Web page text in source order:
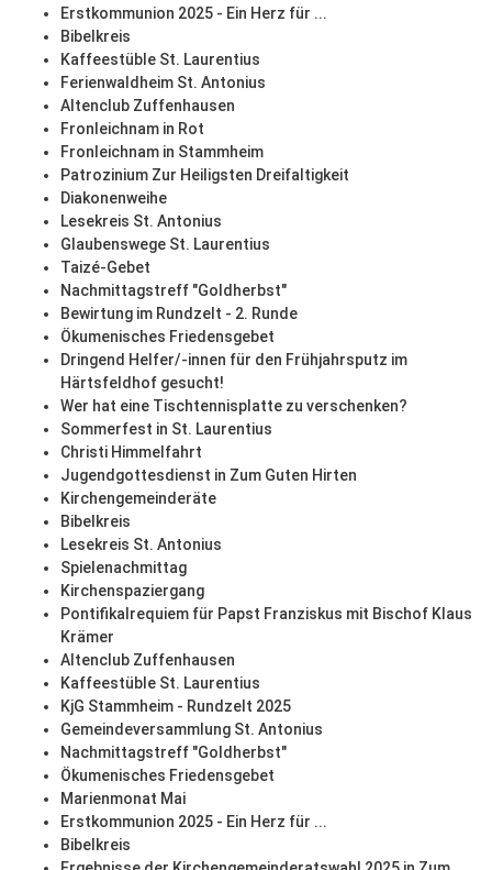
Erstkommunion 2025 - Ein Herz für ...
Bibelkreis
Kaffeestüble St. Laurentius
Ferienwaldheim St. Antonius
Altenclub Zuffenhausen
Fronleichnam in Rot
Fronleichnam in Stammheim
Patrozinium Zur Heiligsten Dreifaltigkeit
Diakonenweihe
Lesekreis St. Antonius
Glaubenswege St. Laurentius
Taizé-Gebet
Nachmittagstreff "Goldherbst"
Bewirtung im Rundzelt - 2. Runde
Ökumenisches Friedensgebet
Dringend Helfer/-innen für den Frühjahrsputz im
Härtsfeldhof gesucht!
Wer hat eine Tischtennisplatte zu verschenken?
Sommerfest in St. Laurentius
Christi Himmelfahrt
Jugendgottesdienst in Zum Guten Hirten
Kirchengemeinderäte
Bibelkreis
Lesekreis St. Antonius
Spielenachmittag
Kirchenspaziergang
Pontifikalrequiem für Papst Franziskus mit Bischof Klaus
Krämer
Altenclub Zuffenhausen
Kaffeestüble St. Laurentius
KjG Stammheim - Rundzelt 2025
Gemeindeversammlung St. Antonius
Nachmittagstreff "Goldherbst"
Ökumenisches Friedensgebet
Marienmonat Mai
Erstkommunion 2025 - Ein Herz für ...
Bibelkreis